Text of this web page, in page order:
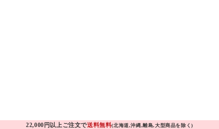
22,000円以上ご注文で送料無料(北海道,沖縄,離島,大型商品を除く)